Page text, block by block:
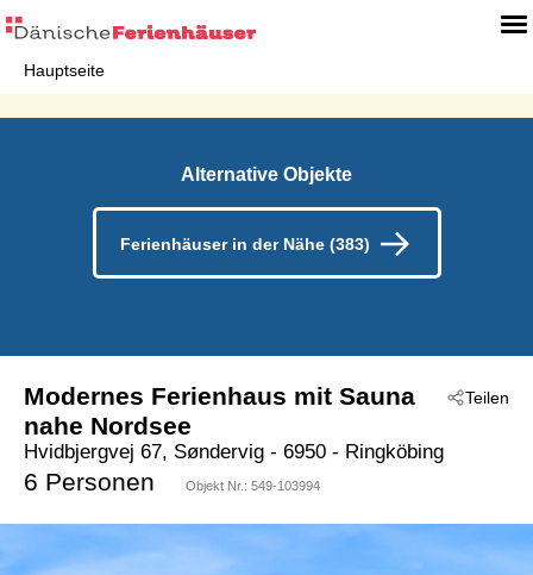
Hauptseite
Alternative Objekte
Ferienhäuser in der Nähe (383)
Teilen
Modernes Ferienhaus mit Sauna
nahe Nordsee
Hvidbjergvej 67, Søndervig - 6950 - Ringköbing
6 Personen Objekt Nr.: 549-103994